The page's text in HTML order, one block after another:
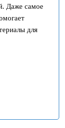
Даже самое
для